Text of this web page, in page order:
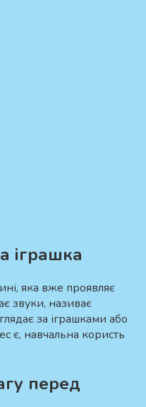
іграшка
яка вже проявляє
звуки, називає
за іграшками або
є, навчальна користь
перед